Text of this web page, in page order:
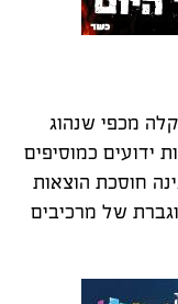
מכפי שנהוג
ידועים כמוסיפים
חוסכת הוצאות
של מרכיבים